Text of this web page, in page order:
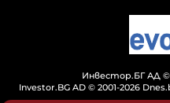
Инвестор.БГ АД ©
Investor.BG AD © 2001-2026